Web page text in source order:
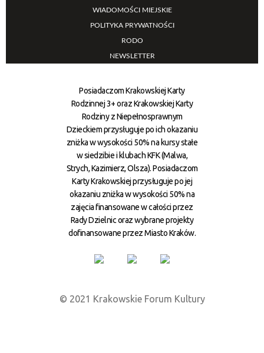
WIADOMOŚCI MIEJSKIE
POLITYKA PRYWATNOŚCI
RODO
NEWSLETTER
Posiadaczom Krakowskiej Karty
Rodzinnej 3+ oraz Krakowskiej Karty
Rodziny z Niepełnosprawnym
Dzieckiem przysługuje po ich okazaniu
zniżka w wysokości 50% na kursy stałe
w siedzibie i klubach KFK (Malwa,
Strych, Kazimierz, Olsza). Posiadaczom
Karty Krakowskiej przysługuje po jej
okazaniu zniżka w wysokości 50% na
zajęcia finansowane w całości przez
Rady Dzielnic oraz wybrane projekty
dofinansowane przez Miasto Kraków.
© 2021 Krakowskie Forum Kultury